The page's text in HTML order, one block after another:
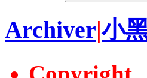
Archiver|小